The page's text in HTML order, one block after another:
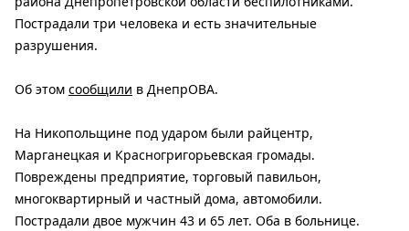
Пострадали три человека и есть значительные
разрушения.
Об этом сообщили в ДнепрОВА.
На Никопольщине под ударом были райцентр,
Марганецкая и Красногригорьевская громады.
Повреждены предприятие, торговый павильон,
многоквартирный и частный дома, автомобили.
Пострадали двое мужчин 43 и 65 лет. Оба в больнице.